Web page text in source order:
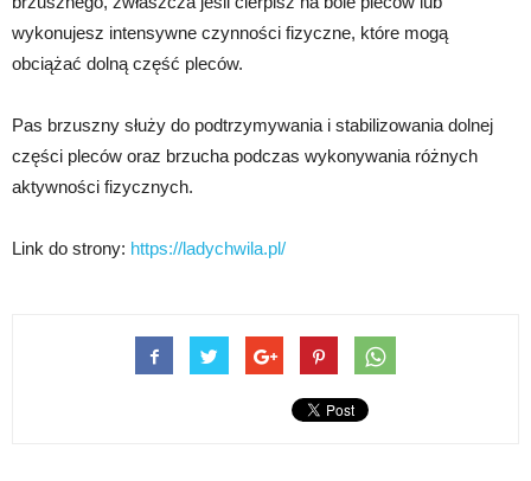
wykonujesz intensywne czynności fizyczne, które mogą
obciążać dolną część pleców.
Pas brzuszny służy do podtrzymywania i stabilizowania dolnej
części pleców oraz brzucha podczas wykonywania różnych
aktywności fizycznych.
Link do strony: https://ladychwila.pl/